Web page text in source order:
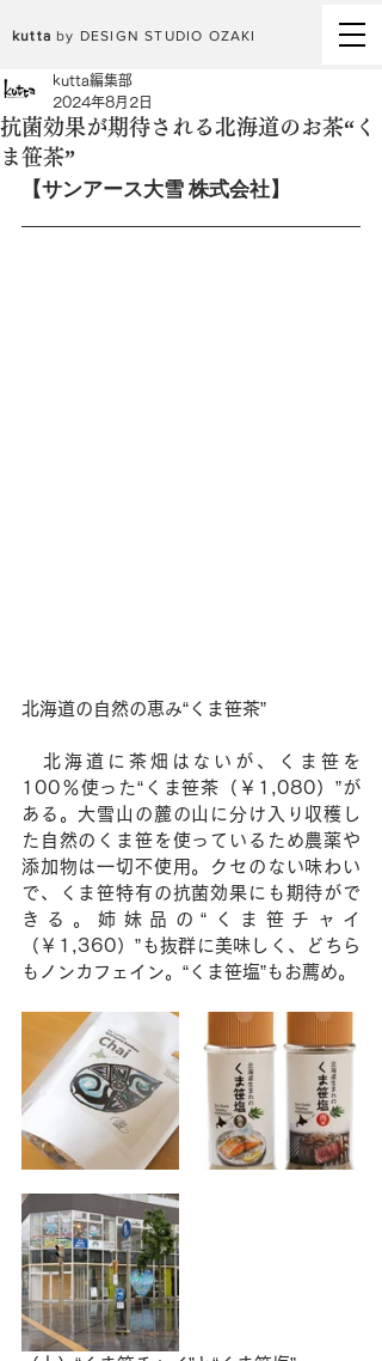
kutta by DESIGN STUDIO OZAKI
抗菌効果が期待される北海道のお茶“く
ま笹茶”
kutta編集部
2024年8月2日
【サンアース大雪 株式会社】
北海道の自然の恵み“くま笹茶”
北海道に茶畑はないが、くま笹を
100％使った“くま笹茶（￥1,080）”が
ある。大雪山の麓の山に分け入り収穫し
た自然のくま笹を使っているため農薬や
添加物は一切不使用。クセのない味わい
で、くま笹特有の抗菌効果にも期待がで
きる。姉妹品の“くま笹チャイ
（￥1,360）”も抜群に美味しく、どちら
もノンカフェイン。“くま笹塩”もお薦め。